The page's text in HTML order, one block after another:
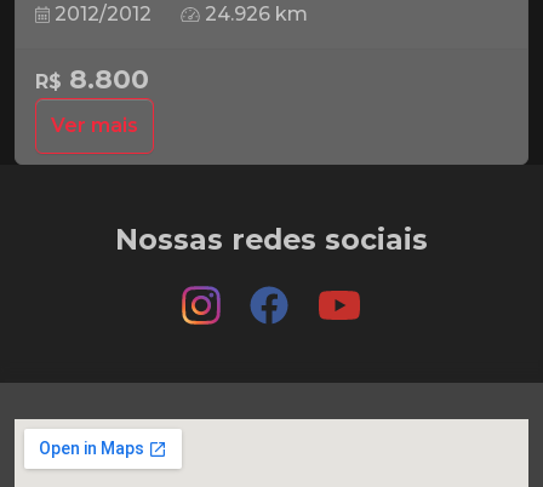
2012/2012 24.926 km
R$ 8.800
Ver mais
Nossas redes sociais